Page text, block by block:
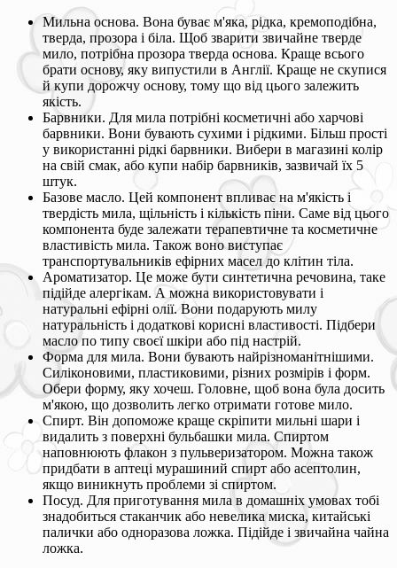
Мильна основа. Вона буває м'яка, рідка, кремоподібна,
тверда, прозора і біла. Щоб зварити звичайне тверде
мило, потрібна прозора тверда основа. Краще всього
брати основу, яку випустили в Англії. Краще не скупися
й купи дорожчу основу, тому що від цього залежить
якість.
Барвники. Для мила потрібні косметичні або харчові
барвники. Вони бувають сухими і рідкими. Більш прості
у використанні рідкі барвники. Вибери в магазині колір
на свій смак, або купи набір барвників, зазвичай їх 5
штук.
Базове масло. Цей компонент впливає на м'якість і
твердість мила, щільність і кількість піни. Саме від цього
компонента буде залежати терапевтичне та косметичне
властивість мила. Також воно виступає
транспортувальників ефірних масел до клітин тіла.
Ароматизатор. Це може бути синтетична речовина, таке
підійде алергікам. А можна використовувати і
натуральні ефірні олії. Вони подарують милу
натуральність і додаткові корисні властивості. Підбери
масло по типу своєї шкіри або під настрій.
Форма для мила. Вони бувають найрізноманітнішими.
Силіконовими, пластиковими, різних розмірів і форм.
Обери форму, яку хочеш. Головне, щоб вона була досить
м'якою, що дозволить легко отримати готове мило.
Спирт. Він допоможе краще скріпити мильні шари і
видалить з поверхні бульбашки мила. Спиртом
наповнюють флакон з пульверизатором. Можна також
придбати в аптеці мурашиний спирт або асептолин,
якщо виникнуть проблеми зі спиртом.
Посуд. Для приготування мила в домашніх умовах тобі
знадобиться стаканчик або невелика миска, китайські
палички або одноразова ложка. Підійде і звичайна чайна
ложка.